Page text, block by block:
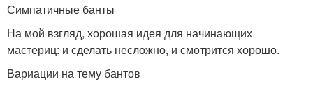
Симпатичные банты
На мой взгляд, хорошая идея для начинающих
мастериц: и сделать несложно, и смотрится хорошо.
Вариации на тему бантов